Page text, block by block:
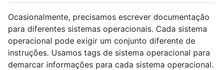
Ocasionalmente, precisamos escrever documentação
para diferentes sistemas operacionais. Cada sistema
operacional pode exigir um conjunto diferente de
instruções. Usamos tags de sistema operacional para
demarcar informações para cada sistema operacional.